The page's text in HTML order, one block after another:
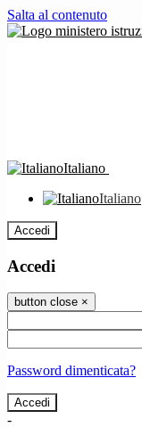
Salta al contenuto
Italiano
Italiano
Accedi
Accedi
button close ×
Password dimenticata?
-